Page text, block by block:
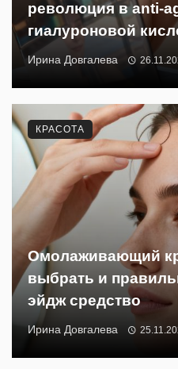
революция в anti-
гиалуроновой
Ирина Довгалева
Омолаживающий
выбрать и
эйдж средство
Ирина Довгалева
КРАСОТА